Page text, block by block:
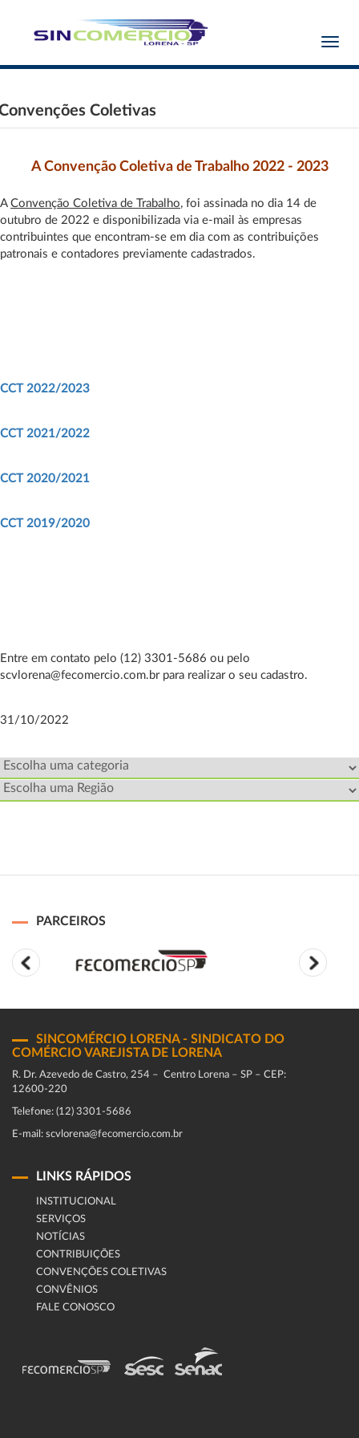
Coletivas
A Convenção Coletiva de Trabalho 2022 - 2023
A Convenção Coletiva de Trabalho, foi assinada no dia 14 de
outubro de 2022 e disponibilizada via e-mail às empresas
contribuintes que encontram-se em dia com as contribuições
patronais e contadores previamente cadastrados.
CCT 2022/2023
CCT 2021/2022
CCT 2020/2021
CCT 2019/2020
Entre em contato pelo (12) 3301-5686 ou pelo
scvlorena@fecomercio.com.br para realizar o seu cadastro.
31/10/2022
PARCEIROS
SINCOMÉRCIO LORENA - SINDICATO DO
COMÉRCIO VAREJISTA DE LORENA
R. Dr. Azevedo de Castro, 254 – Centro Lorena – SP – CEP:
12600-220
Telefone: (12) 3301-5686
E-mail: scvlorena@fecomercio.com.br
LINKS RÁPIDOS
INSTITUCIONAL
SERVIÇOS
NOTÍCIAS
CONTRIBUIÇÕES
CONVENÇÕES COLETIVAS
CONVÊNIOS
FALE CONOSCO